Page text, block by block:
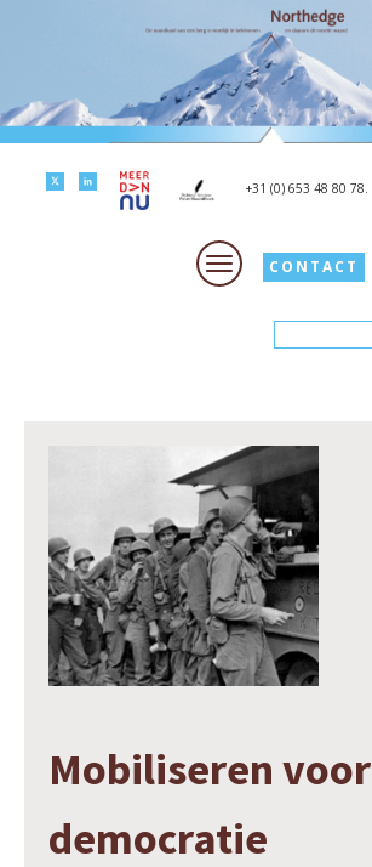
+31 (0) 653 48 80 78.
CONTACT
Mobiliseren voor
democratie